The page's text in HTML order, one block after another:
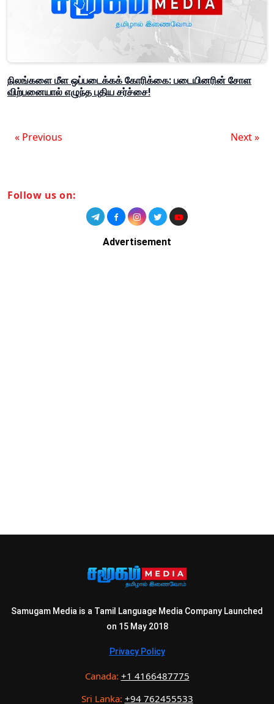
நிலங்களை மீள ஒப்படைக்கக் கோரிக்கை: படையினரின் சோள
விற்பனையால் எழுந்த புதிய சர்ச்சை!
« Previous Next »
Follow us on:
Advertisement
Samugam Media is a Tamil Language Media Company Launched
on 15 May 2018
Privacy Policy
Canada: +1 4166487775
Sri Lanka: +94 762455533